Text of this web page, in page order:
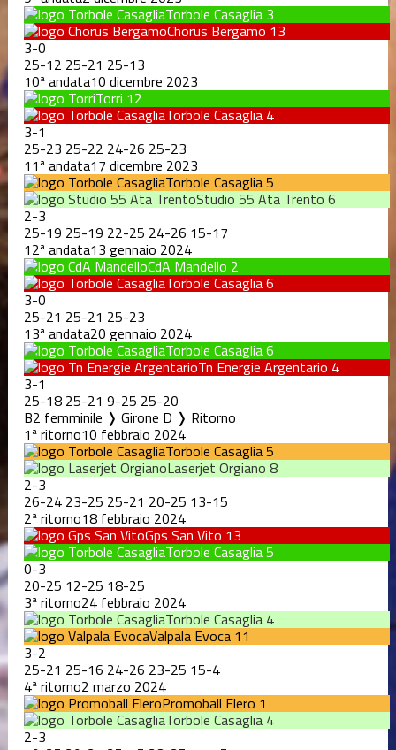
Torbole Casaglia 3
Chorus Bergamo 13
3-0
25-12 25-21 25-13
10ª andata10 dicembre 2023
Torri 12
Torbole Casaglia 4
3-1
25-23 25-22 24-26 25-23
11ª andata17 dicembre 2023
Torbole Casaglia5
Studio 55 Ata Trento 6
2-3
25-19 25-19 22-25 24-26 15-17
12ª andata13 gennaio 2024
CdA Mandello 2
Torbole Casaglia6
3-0
25-21 25-21 25-23
13ª andata20 gennaio 2024
Torbole Casaglia6
Tn Energie Argentario 4
3-1
25-18 25-21 9-25 25-20
B2 femminile ❭ Girone D ❭ Ritorno
1ª ritorno10 febbraio 2024
Torbole Casaglia5
Laserjet Orgiano 8
2-3
26-24 23-25 25-21 20-25 13-15
2ª ritorno18 febbraio 2024
Gps San Vito 13
Torbole Casaglia5
0-3
20-25 12-25 18-25
3ª ritorno24 febbraio 2024
Torbole Casaglia 4
Valpala Evoca 11
3-2
25-21 25-16 24-26 23-25 15-4
4ª ritorno2 marzo 2024
Promoball Flero 1
Torbole Casaglia 4
2-3